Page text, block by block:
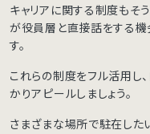
キャリアに関する制度もそ
が役員層と直接話をする
す。
これらの制度をフル活用し
かりアピールしましょう。
さまざまな場所で駐在した